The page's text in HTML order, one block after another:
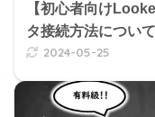
【初心者向け
タ接続方法につい
2024-05-25